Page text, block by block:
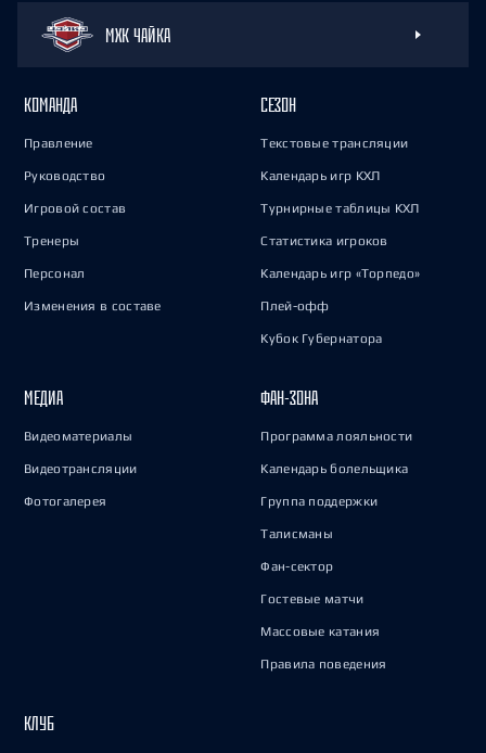
МХК ЧАЙКА
КОМАНДА
Правление
Руководство
Игровой состав
Тренеры
Персонал
Изменения в составе
СЕЗОН
Текстовые трансляции
Календарь игр КХЛ
Турнирные таблицы КХЛ
Статистика игроков
Календарь игр «Торпедо»
Плей-офф
Кубок Губернатора
МЕДИА
Видеоматериалы
Видеотрансляции
Фотогалерея
ФАН-ЗОНА
Программа лояльности
Календарь болельщика
Группа поддержки
Талисманы
Фан-сектор
Гостевые матчи
Массовые катания
Правила поведения
КЛУБ